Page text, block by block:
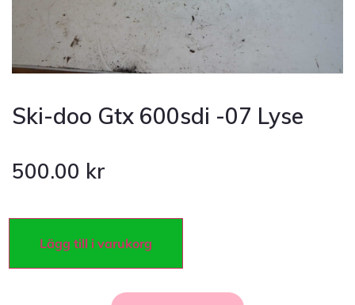
Ski-doo Gtx 600sdi -07 Lyse
500.00 kr
Lägg till i varukorg